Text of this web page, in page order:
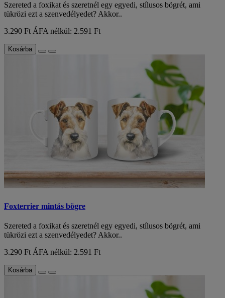
Szereted a foxikat és szeretnél egy egyedi, stílusos bögrét, ami
tükrözi ezt a szenvedélyedet? Akkor..
3.290 Ft ÁFA nélkül: 2.591 Ft
Kosárba
Foxterrier mintás bögre
Szereted a foxikat és szeretnél egy egyedi, stílusos bögrét, ami
tükrözi ezt a szenvedélyedet? Akkor..
3.290 Ft ÁFA nélkül: 2.591 Ft
Kosárba